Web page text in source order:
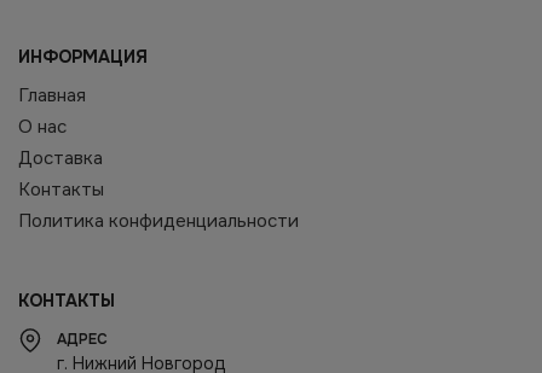
ИНФОРМАЦИЯ
Главная
О нас
Доставка
Контакты
Политика конфиденциальности
КОНТАКТЫ
АДРЕС
г. Нижний Новгород